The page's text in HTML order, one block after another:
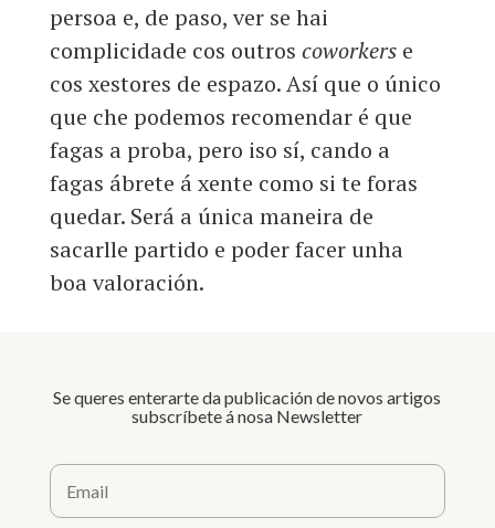
persoa e, de paso, ver se hai
complicidade cos outros coworkerse
cos xestores de espazo. Así que o único
que che podemos recomendar é que
fagas a proba, pero iso sí, cando a
fagas ábrete á xente como si te foras
quedar. Será a única maneira de
sacarlle partido e poder facer unha
boa valoración.
Se queres enterarte da publicación de novos artigos
subscríbete á nosa Newsletter